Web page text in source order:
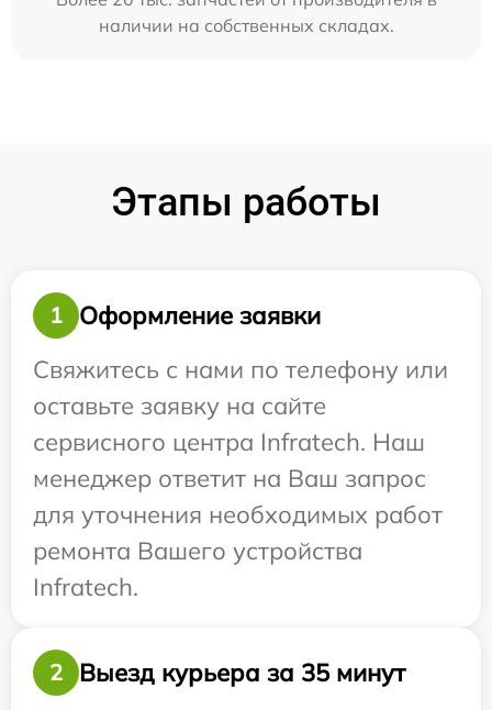
наличии на собственных складах.
Этапы работы
1
Оформление заявки
Свяжитесь с нами по телефону или
оставьте заявку на сайте
сервисного центра Infratech. Наш
менеджер ответит на Ваш запрос
для уточнения необходимых работ
ремонта Вашего устройства
Infratech.
2
Выезд курьера за 35 минут